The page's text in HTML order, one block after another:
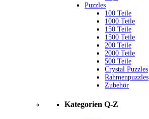
Puzzles
100 Teile
1000 Teile
150 Teile
1500 Teile
200 Teile
2000 Teile
500 Teile
Crystal Puzzles
Rahmenpuzzles
Zubehör
Kategorien Q-Z